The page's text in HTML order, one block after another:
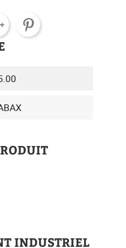
INDUSTRIEL